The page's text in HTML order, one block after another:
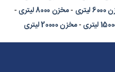
لیتری -مخزن 8000 لیتری
-
-مخزن 20000 لیتری